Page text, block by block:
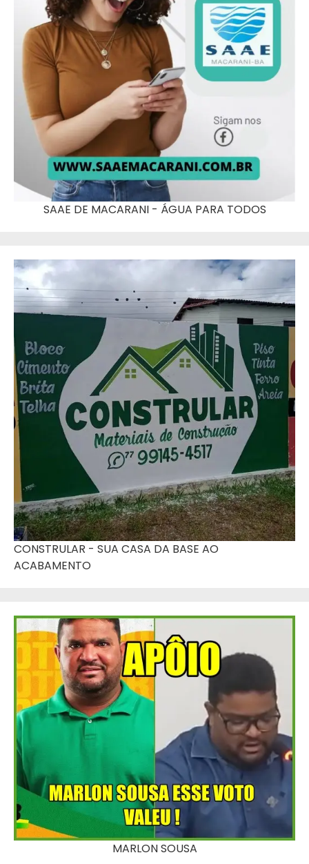
SAAE DE MACARANI - ÁGUA PARA TODOS
CONSTRULAR - SUA CASA DA BASE AO
ACABAMENTO
MARLON SOUSA